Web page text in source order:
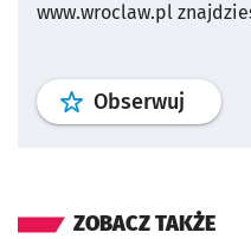
www.wroclaw.pl
Obserwuj profil
ZOBACZ TAKŻE